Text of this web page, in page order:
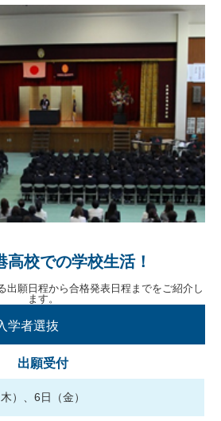
高校での学校生活！
出願日程から合格発表日程までをご紹介し
ます。
学者選抜
出願受付
）、6日（金）